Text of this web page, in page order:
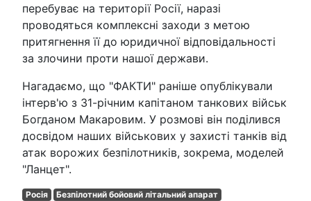
перебуває на території Росії, наразі
проводяться комплексні заходи з метою
притягнення її до юридичної відповідальності
за злочини проти нашої держави.
Нагадаємо, що "ФАКТИ" раніше опублікували
інтерв'ю з 31-річним капітаном танкових військ
Богданом Макаровим. У розмові він поділився
досвідом наших військових у захисті танків від
атак ворожих безпілотників, зокрема, моделей
"Ланцет".
Росія
Безпілотний бойовий літальний апарат